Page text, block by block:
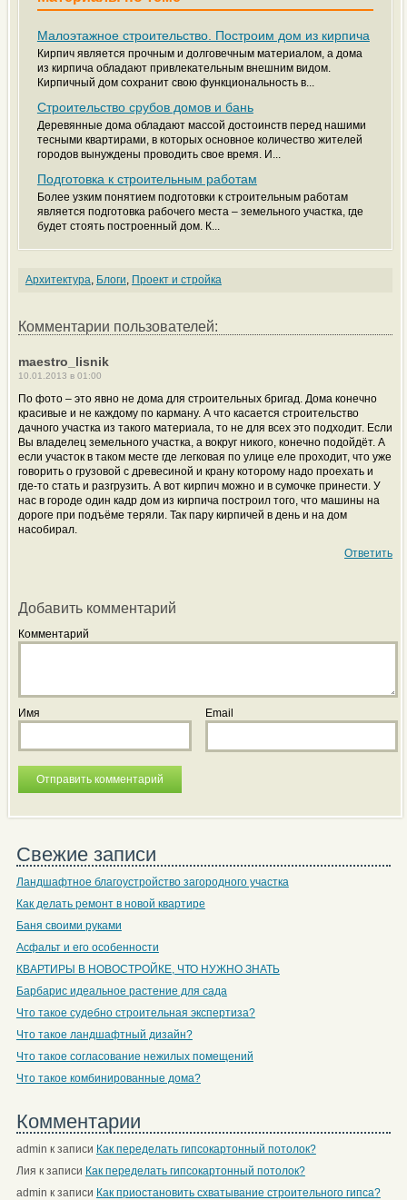
Малоэтажное строительство. Построим дом из кирпича
Кирпич является прочным и долговечным материалом, а дома
из кирпича обладают привлекательным внешним видом.
Кирпичный дом сохранит свою функциональность в...
Строительство срубов домов и бань
Деревянные дома обладают массой достоинств перед нашими
тесными квартирами, в которых основное количество жителей
городов вынуждены проводить свое время. И...
Подготовка к строительным работам
Более узким понятием подготовки к строительным работам
является подготовка рабочего места – земельного участка, где
будет стоять построенный дом. К...
Архитектура, Блоги, Проект и стройка
Комментарии пользователей:
maestro_lisnik
10.01.2013 в 01:00
По фото – это явно не дома для строительных бригад. Дома конечно
красивые и не каждому по карману. А что касается строительство
дачного участка из такого материала, то не для всех это подходит. Если
Вы владелец земельного участка, а вокруг никого, конечно подойдёт. А
если участок в таком месте где легковая по улице еле проходит, что уже
говорить о грузовой с древесиной и крану которому надо проехать и
где-то стать и разгрузить. А вот кирпич можно и в сумочке принести. У
нас в городе один кадр дом из кирпича построил того, что машины на
дороге при подъёме теряли. Так пару кирпичей в день и на дом
насобирал.
Ответить
Добавить комментарий
Комментарий
Имя Email
Свежие записи
Ландшафтное благоустройство загородного участка
Как делать ремонт в новой квартире
Баня своими руками
Асфальт и его особенности
КВАРТИРЫ В НОВОСТРОЙКЕ, ЧТО НУЖНО ЗНАТЬ
Барбарис идеальное растение для сада
Что такое судебно строительная экспертиза?
Что такое ландшафтный дизайн?
Что такое согласование нежилых помещений
Что такое комбинированные дома?
Комментарии
admin к записи Как переделать гипсокартонный потолок?
Лия к записи Как переделать гипсокартонный потолок?
admin к записи Как приостановить схватывание строительного гипса?